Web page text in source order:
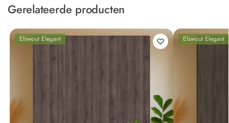
Gerelateerde producten
Elswout Elegant Elswout Elegant